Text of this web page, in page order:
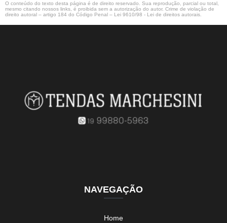
O conteúdo do texto desta página é de direito reservado. Sua reprodução, parcial ou total,
mesmo citando nossos links, é proibida sem a autorização do autor. Crime de violação de
direito autoral – artigo 184 do Código Penal – Lei 9610/98 - Lei de direitos autorais
NAVEGAÇÃO
Home